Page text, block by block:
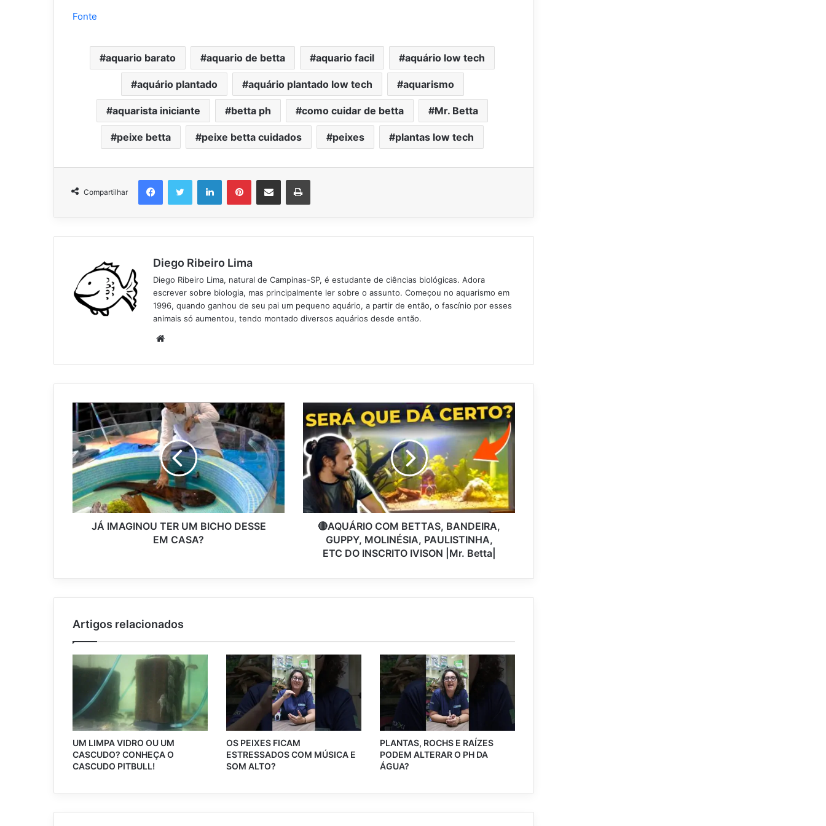
Fonte
aquario barato aquario de betta aquario facil aquário low tech
aquário plantado aquário plantado low tech aquarismo
aquarista iniciante betta ph como cuidar de betta Mr. Betta
peixe betta peixe betta cuidados peixes plantas low tech
Compartilhar
FacebookTwitter LinkedinPinterestCompartilhar via e-mail Imprimir
Diego Ribeiro Lima
Diego Ribeiro Lima, natural de Campinas-SP, é estudante de ciências biológicas. Adora
escrever sobre biologia, mas principalmente ler sobre o assunto. Começou no aquarismo em
1996, quando ganhou de seu pai um pequeno aquário, a partir de então, o fascínio por esses
animais só aumentou, tendo montado diversos aquários desde então.
Website
JÁ IMAGINOU TER UM BICHO DESSE
EM CASA?
🔴AQUÁRIO COM BETTAS, BANDEIRA,
GUPPY, MOLINÉSIA, PAULISTINHA,
ETC DO INSCRITO IVISON |Mr. Betta|
Artigos relacionados
UM LIMPA VIDRO OU UM
CASCUDO? CONHEÇA O
CASCUDO PITBULL!
OS PEIXES FICAM
ESTRESSADOS COM MÚSICA E
SOM ALTO?
PLANTAS, ROCHS E RAÍZES
PODEM ALTERAR O PH DA
ÁGUA?